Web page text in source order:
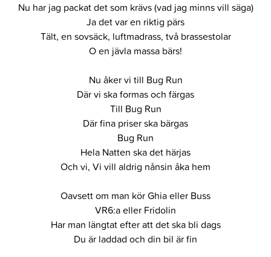
Nu har jag packat det som krävs (vad jag minns vill säga)
Ja det var en riktig pärs
Tält, en sovsäck, luftmadrass, två brassestolar
O en jävla massa bärs!
Nu åker vi till Bug Run
Där vi ska formas och färgas
Till Bug Run
Där fina priser ska bärgas
Bug Run
Hela Natten ska det härjas
Och vi, Vi vill aldrig nånsin åka hem
Oavsett om man kör Ghia eller Buss
VR6:a eller Fridolin
Har man längtat efter att det ska bli dags
Du är laddad och din bil är fin